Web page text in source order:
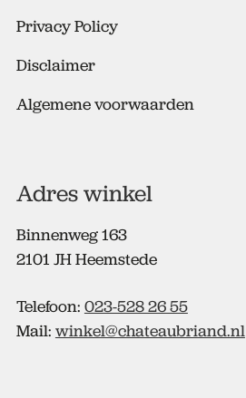
Privacy Policy
Disclaimer
Algemene voorwaarden
Adres winkel
Binnenweg 163
2101 JH Heemstede
Telefoon: 023-528 26 55
Mail: winkel@chateaubriand.nl